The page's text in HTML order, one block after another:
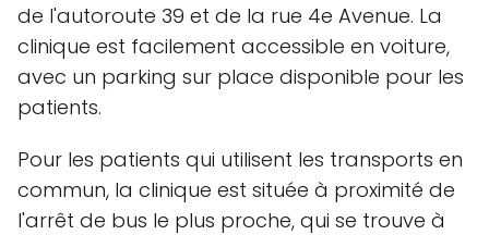
de l'autoroute 39 et de la rue 4e Avenue. La
clinique est facilement accessible en voiture,
avec un parking sur place disponible pour les
patients.
Pour les patients qui utilisent les transports en
commun, la clinique est située à proximité de
l'arrêt de bus le plus proche, qui se trouve à